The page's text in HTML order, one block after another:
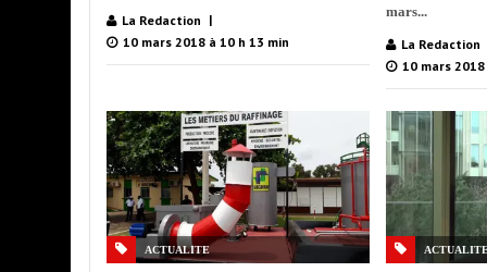
La Redaction
10 mars 2018 à 10 h 13 min
mars...
La Redaction
10 mars
ACTUALITE